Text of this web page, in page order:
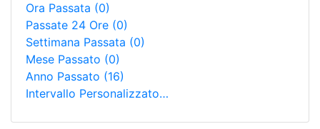
Ora Passata (0)
Passate 24 Ore (0)
Settimana Passata (0)
Mese Passato (0)
Anno Passato (16)
Intervallo Personalizzato…